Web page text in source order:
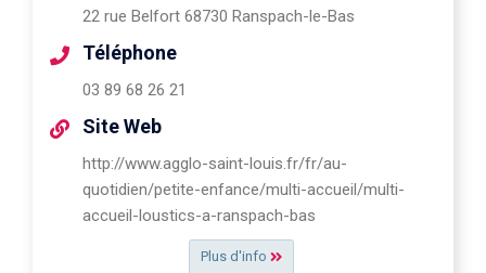
Plus d'info
22 rue Belfort 68730 Ranspach-le-Bas
Téléphone
03 89 68 26 21
Site Web
http://www.agglo-saint-louis.fr/fr/au-
quotidien/petite-enfance/multi-accueil/multi-
accueil-loustics-a-ranspach-bas